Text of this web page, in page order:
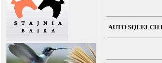
AUTO SQUELCH